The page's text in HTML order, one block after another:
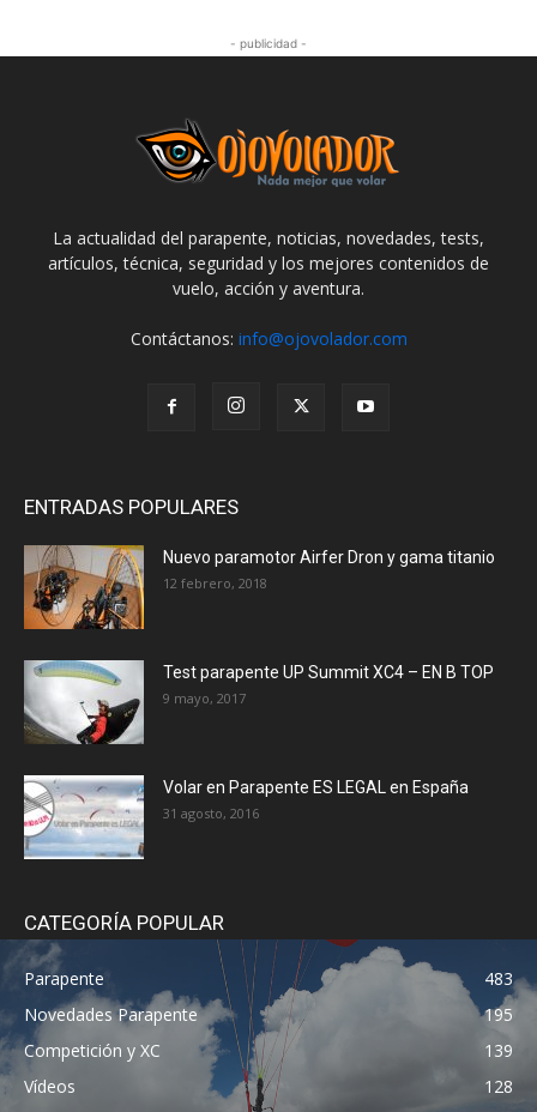
- publicidad -
La actualidad del parapente, noticias, novedades, tests,
artículos, técnica, seguridad y los mejores contenidos de
vuelo, acción y aventura.
Contáctanos: info@ojovolador.com
ENTRADAS POPULARES
Nuevo paramotor Airfer Dron y gama titanio
12 febrero, 2018
Test parapente UP Summit XC4 – EN B TOP
9 mayo, 2017
Volar en Parapente ES LEGAL en España
31 agosto, 2016
CATEGORÍA POPULAR
Parapente
483
Novedades Parapente
195
Competición y XC
139
Vídeos
128